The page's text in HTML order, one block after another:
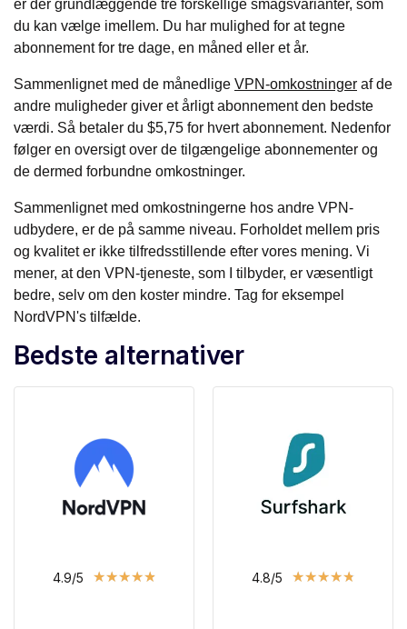
er der grundlæggende tre forskellige smagsvarianter, som
du kan vælge imellem. Du har mulighed for at tegne
abonnement for tre dage, en måned eller et år.
Sammenlignet med de månedlige VPN-omkostninger af de
andre muligheder giver et årligt abonnement den bedste
værdi. Så betaler du $5,75 for hvert abonnement. Nedenfor
følger en oversigt over de tilgængelige abonnementer og
de dermed forbundne omkostninger.
Sammenlignet med omkostningerne hos andre VPN-
udbydere, er de på samme niveau. Forholdet mellem pris
og kvalitet er ikke tilfredsstillende efter vores mening. Vi
mener, at den VPN-tjeneste, som I tilbyder, er væsentligt
bedre, selv om den koster mindre. Tag for eksempel
NordVPN's tilfælde.
Bedste alternativer
4.9/5 ★★★★★ 4.8/5 ★★★★★